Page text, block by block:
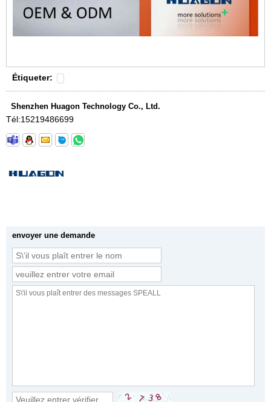
Étiqueter:
Shenzhen Huagon Technology Co., Ltd.
Tél:15219486699
envoyer une demande